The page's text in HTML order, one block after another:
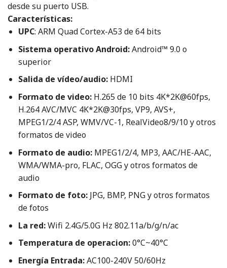
desde su puerto USB.
Características:
UPC: ARM Quad Cortex-A53 de 64 bits
Sistema operativo Android:Android™ 9.0 o
superior
Salida de vídeo/audio: HDMI
Formato de video: H.265 de 10 bits 4K*2K@60fps,
H.264 AVC/MVC 4K*2K@30fps, VP9, ​​AVS+,
MPEG1/2/4 ASP, WMV/VC-1, RealVideo8/9/10 y otros
formatos de video
Formato de audio: MPEG1/2/4, MP3, AAC/HE-AAC,
WMA/WMA-pro, FLAC, OGG y otros formatos de
audio
Formato de foto: JPG, BMP, PNG y otros formatos
de fotos
La red:Wifi 2.4G/5.0G Hz 802.11a/b/g/n/ac
Temperatura de operacion:0°C~40°C
Energía Entrada:AC100-240V 50/60Hz